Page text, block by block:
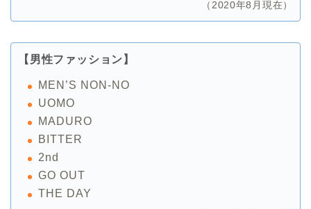
（2020年8月現在）
【男性ファッション】
MEN’S NON-NO
UOMO
MADURO
BITTER
2nd
GO OUT
THE DAY